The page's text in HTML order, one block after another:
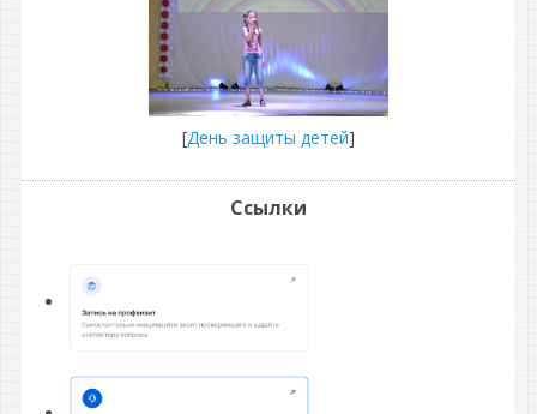
[День защиты детей]
Ссылки